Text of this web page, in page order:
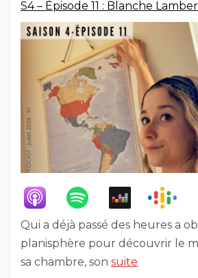
S4 – Épisode 11 : Blanche
Qui a déjà passé des heures a
planisphère pour découvrir le
sa chambre, son suite